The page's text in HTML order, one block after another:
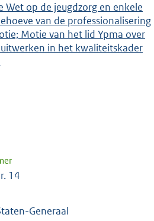
Wet op de jeugdzorg en enkele
van de professionalisering
Motie van het lid Ypma over
in het kwaliteitskader
14
Generaal